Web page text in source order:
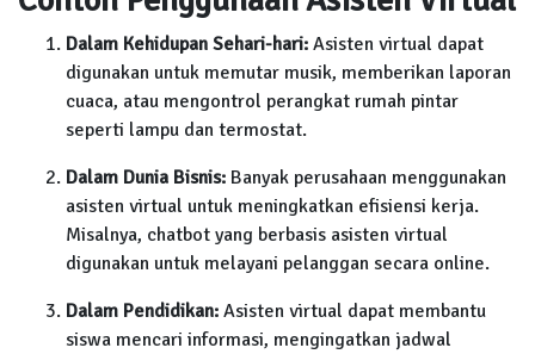
Dalam Kehidupan Sehari-hari: Asisten virtual dapat
digunakan untuk memutar musik, memberikan laporan
cuaca, atau mengontrol perangkat rumah pintar
seperti lampu dan termostat.
Dalam Dunia Bisnis: Banyak perusahaan menggunakan
asisten virtual untuk meningkatkan efisiensi kerja.
Misalnya, chatbot yang berbasis asisten virtual
digunakan untuk melayani pelanggan secara online.
Dalam Pendidikan: Asisten virtual dapat membantu
siswa mencari informasi, mengingatkan jadwal